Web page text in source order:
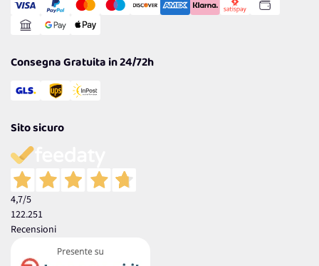
Gestisci Cookie
Reso Facile e Veloce
Consegna Gratuita in 24/72h
Sito sicuro
4,7/5
122.251
Recensioni